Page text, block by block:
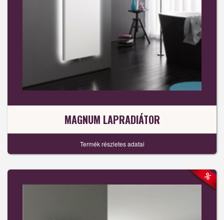
MAGNUM LAPRADIÁTOR
Termék részletes adatai